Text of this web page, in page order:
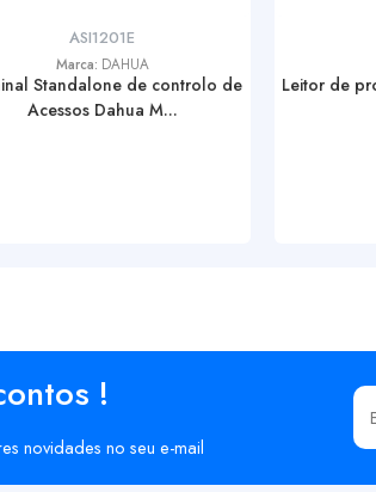
ASI1201E
Marca: DAHUA
Standalone de controlo de
Acessos Dahua M...
Leitor de
!
novidades no seu e-mail